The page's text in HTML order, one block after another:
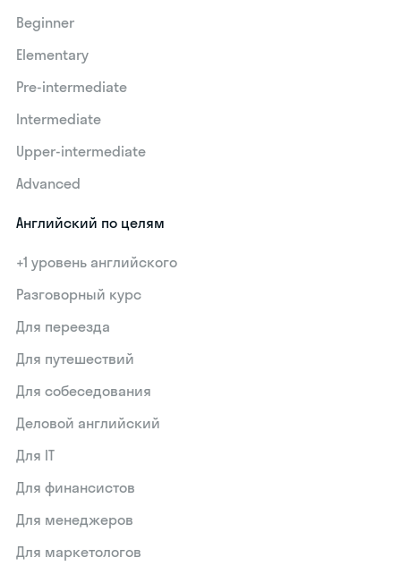
Beginner
Elementary
Pre-intermediate
Intermediate
Upper-intermediate
Advanced
Английский по целям
+1 уровень английского
Разговорный курс
Для переезда
Для путешествий
Для собеседования
Деловой английский
Для IT
Для финансистов
Для менеджеров
Для маркетологов